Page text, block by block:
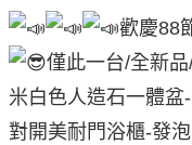
歡慶88
僅此一台/全新
米白色人造石一體盆
對開美耐門浴櫃-發